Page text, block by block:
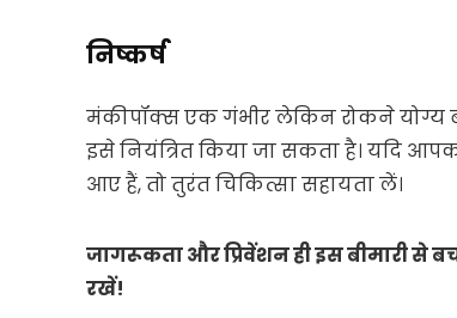
निष्कर्ष
मंकीपॉक्स एक गंभीर लेकिन रोकने योग्य
इसे नियंत्रित किया जा सकता है। यदि
आए हैं, तो तुरंत चिकित्सा सहायता लें।
जागरूकता और प्रिवेंशन ही इस बीमारी से
रखें!